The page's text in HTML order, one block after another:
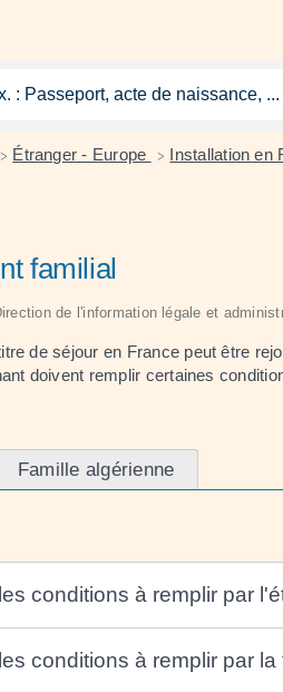
> Étranger - Europe > Installation en
familial
de l'information légale et
de séjour en France peut être
doivent remplir certaines
Famille algérienne
conditions à remplir par
conditions à remplir par la